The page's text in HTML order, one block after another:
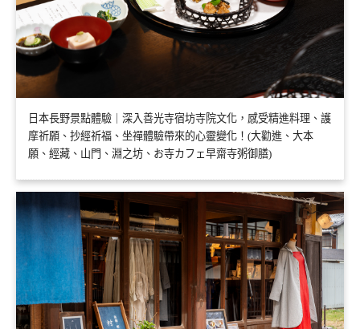
日本長野景點體驗｜深入善光寺宿坊寺院文化，感受精進料理、護
摩祈願、抄經祈福、坐禪體驗帶來的心靈變化！(大勸進、大本
願、經藏、山門、淵之坊、お寺カフェ早齋寺粥御膳)